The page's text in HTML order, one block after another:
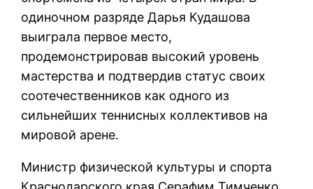
одиночном разряде Дарья Кудашова
выиграла первое место,
продемонстрировав высокий уровень
мастерства и подтвердив статус своих
соотечественников как одного из
сильнейших теннисных коллективов на
мировой арене.
Министр физической культуры и спорта